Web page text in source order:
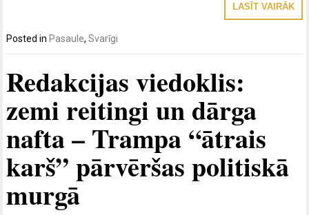
LASĪT VAIRĀK
Posted in Pasaule,Svarīgi
Redakcijas viedoklis:
zemi reitingi un dārga
nafta – Trampa “ātrais
karš” pārvēršas politiskā
murgā